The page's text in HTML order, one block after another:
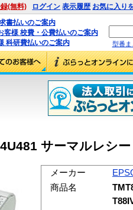
(無料) ログイン 表示履歴 お気に入り
書払いのご案内
客様 校費・公費払いのご案内
科研費払いのご案内
型番ま
サーマルレシ
メーカー
商品名